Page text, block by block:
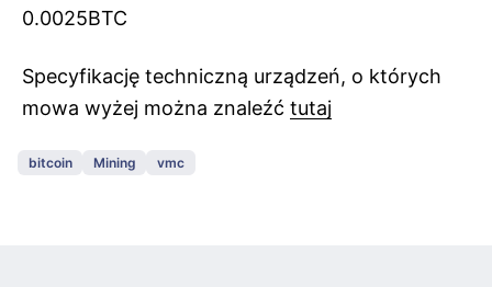
0.0025BTC
Specyfikację techniczną urządzeń, o których
mowa wyżej można znaleźć tutaj
bitcoin Mining vmc